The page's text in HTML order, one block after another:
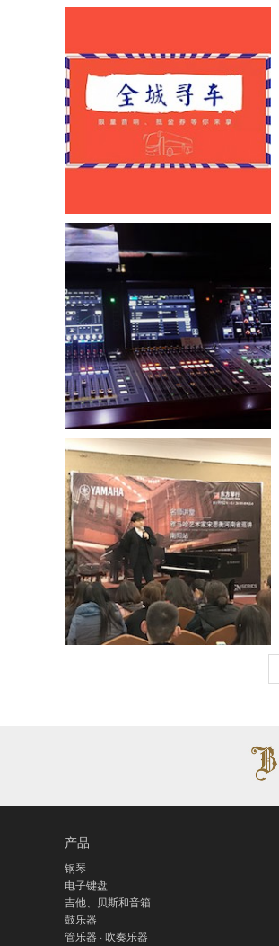
产品
钢琴
电子键盘
吉他、贝斯和音箱
鼓乐器
管乐器 · 吹奏乐器